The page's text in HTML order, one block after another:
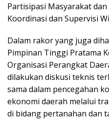
Partisipasi Masyarakat
Koordinasi dan Supervisi
Dalam rakor yang juga
Pimpinan Tinggi Pratama
Organisasi Perangkat
dilakukan diskusi teknis
sama dalam pencegahan
ekonomi daerah melalui
di bidang pertanahan dan